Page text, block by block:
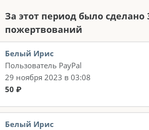
За этот период было сделано
пожертвований
Белый Ирис
Пользователь PayPal
29 ноября 2023 в 03:08
50 ₽
Белый Ирис